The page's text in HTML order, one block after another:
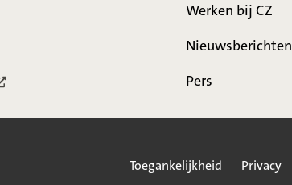
Werken bij CZ
Nieuwsberichten
Pers
Toegankelijkheid Privacy